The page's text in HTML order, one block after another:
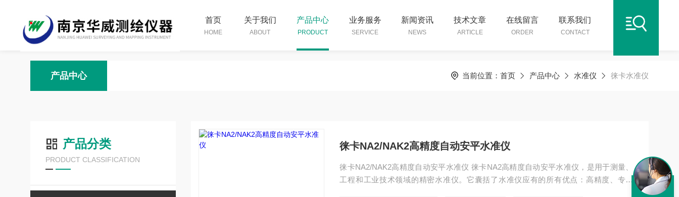
首页
HOME
关于我们
ABOUT
产品中心
PRODUCT
业务服务
SERVICE
新闻资讯
NEWS
技术文章
ARTICLE
在线留言
ORDER
联系我们
CONTACT
产品中心 当前位置： 首页 产品中心 水准仪 徕卡水准仪
产品分类
PRODUCT CLASSIFICATION
徕卡NA2/NAK2高精度自动安平水准仪
徕卡NA2/NAK2高精度自动安平水准仪 徕卡NA2高精度自动安平水准仪，是用于测量、
工程和工业技术领域的精密水准仪。它囊括了水准仪应有的所有优点：高精度、专业